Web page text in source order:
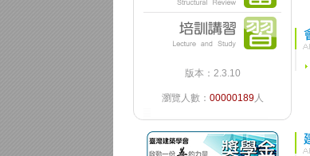
版本：2.3.10
瀏覽人數： 00000189人